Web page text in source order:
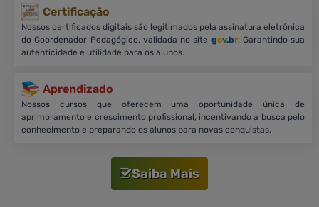
Certificação
Nossos certificados digitais são legitimados pela assinatura eletrônica
do Coordenador Pedagógico, validada no site gov.br. Garantindo sua
autenticidade e utilidade para os alunos.
Aprendizado
Nossos cursos que oferecem uma oportunidade única de
aprimoramento e crescimento profissional, incentivando a busca pelo
conhecimento e preparando os alunos para novas conquistas.
Saiba Mais